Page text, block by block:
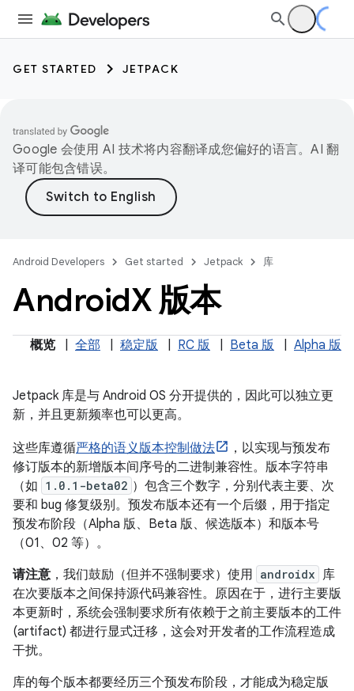
GET STARTED JETPACK
Google 会使用 AI 技术将内容翻译成您偏好的语言。AI 翻
译可能包含错误。
Android Developers Get started Jetpack 库
AndroidX 版本
概览 全部 稳定版 RC 版 Beta 版 Alpha 版
Jetpack 库是与 Android OS 分开提供的，因此可以独立更
新，并且更新频率也可以更高。
这些库遵循严格的语义版本控制做法
，以实现与预发布
修订版本的新增版本间序号的二进制兼容性。版本字符串
（如 1.0.1-beta02 ）包含三个数字，分别代表主要、次
要和 bug 修复级别。预发布版本还有一个后缀，用于指定
预发布阶段（Alpha 版、Beta 版、候选版本）和版本号
（01、02 等）。
请注意，我们鼓励（但并不强制要求）使用 androidx 库
在次要版本之间保持源代码兼容性。原因在于，进行主要版
本更新时，系统会强制要求所有依赖于之前主要版本的工件
(artifact) 都进行显式迁移，这会对开发者的工作流程造成
干扰。
库的每个版本都要经历三个预发布阶段，才能成为稳定版